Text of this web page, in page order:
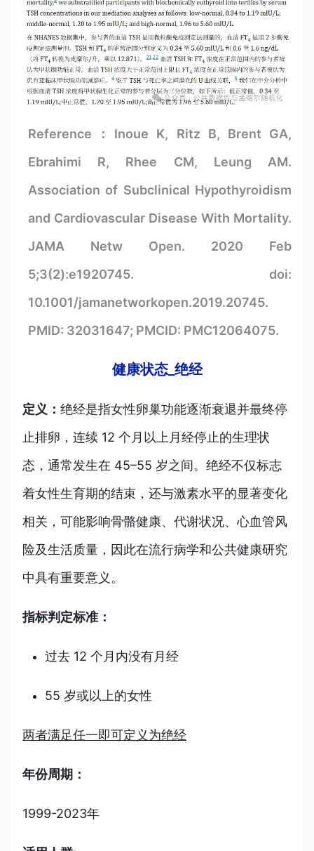
Reference：Inoue K, Ritz B, Brent GA,
Ebrahimi R, Rhee CM, Leung AM.
Association of Subclinical Hypothyroidism
and Cardiovascular Disease With Mortality.
JAMA Netw Open. 2020 Feb
5;3(2):e1920745. doi:
10.1001/jamanetworkopen.2019.20745.
PMID: 32031647; PMCID: PMC12064075.
健康状态_绝经
定义： 绝经是指女性卵巢功能逐渐衰退并最终停
止排卵，连续 12 个月以上月经停止的生理状
态，通常发生在 45–55 岁之间。绝经不仅标志
着女性生育期的结束，还与激素水平的显著变化
相关，可能影响骨骼健康、代谢状况、心血管风
险及生活质量，因此在流行病学和公共健康研究
中具有重要意义。
指标判定标准：
过去 12 个月内没有月经
55 岁或以上的女性
两者满足任一即可定义为绝经
年份周期：
1999-2023年